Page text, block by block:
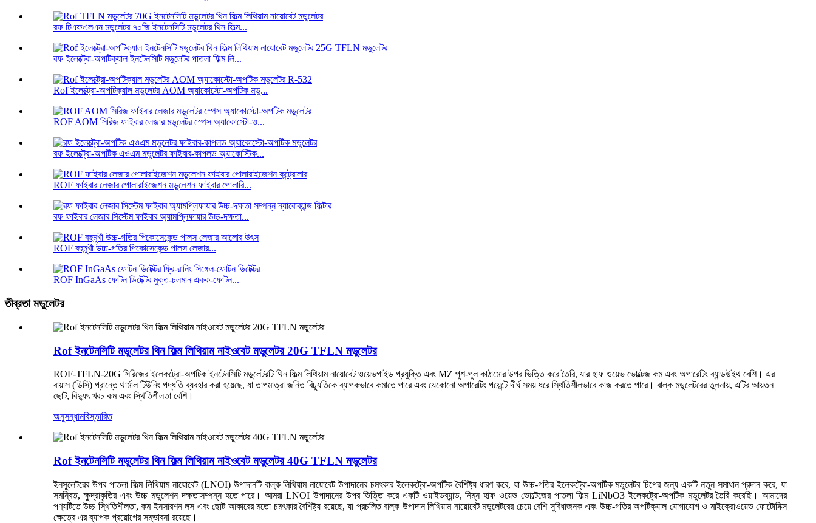
রফ টিএফএলএন মডুলেটর ৭০জি ইনটেনসিটি মডুলেটর থিন ফিল্ম...
রফ ইলেক্ট্রো-অপটিক্যাল ইনটেনসিটি মডুলেটর পাতলা ফিল্ম লি...
Rof ইলেক্ট্রো-অপটিক্যাল মডুলেটর AOM অ্যাকোস্টো-অপটিক মডু...
ROF AOM সিরিজ ফাইবার লেজার মডুলেটর স্পেস অ্যাকোস্টো-ও...
রফ ইলেক্ট্রো-অপটিক এওএম মডুলেটর ফাইবার-কাপলড অ্যাকোস্টিক...
ROF ফাইবার লেজার পোলারাইজেশন মডুলেশন ফাইবার পোলারি...
রফ ফাইবার লেজার সিস্টেম ফাইবার অ্যামপ্লিফায়ার উচ্চ-দক্ষতা...
ROF বহুমুখী উচ্চ-গতির পিকোসেকেন্ড পালস লেজার...
ROF InGaAs ফোটন ডিটেক্টর মুক্ত-চলমান একক-ফোটন...
তীব্রতা মডুলেটর
Rof ইনটেনসিটি মডুলেটর থিন ফিল্ম লিথিয়াম নাইওবেট মডুলেটর 20G TFLN মডুলেটর
ROF-TFLN-20G সিরিজের ইলেকট্রো-অপটিক ইনটেনসিটি মডুলেটরটি থিন ফিল্ম লিথিয়াম নায়োবেট ওয়েভগাইড প্রযুক্তি এবং MZ পুশ-পুল কাঠামোর উপর ভিত্তি করে তৈরি, যার হাফ ওয়েভ ভোল্টেজ কম এবং অপারেটিং ব্যান্ডউইথ বেশি। এর
বায়াস (ডিসি) প্রান্তে থার্মাল টিউনিং পদ্ধতি ব্যবহার করা হয়েছে, যা তাপমাত্রা জনিত বিচ্যুতিকে ব্যাপকভাবে কমাতে পারে এবং যেকোনো অপারেটিং পয়েন্টে দীর্ঘ সময় ধরে স্থিতিশীলভাবে কাজ করতে পারে। বাল্ক মডুলেটরের তুলনায়, এটির আয়তন
ছোট, বিদ্যুৎ খরচ কম এবং স্থিতিশীলতা বেশি।
অনুসন্ধানবিস্তারিত
Rof ইনটেনসিটি মডুলেটর থিন ফিল্ম লিথিয়াম নাইওবেট মডুলেটর 40G TFLN মডুলেটর
ইনসুলেটরের উপর পাতলা ফিল্ম লিথিয়াম নায়োবেট (LNOI) উপাদানটি বাল্ক লিথিয়াম নায়োবেট উপাদানের চমৎকার ইলেকট্রো-অপটিক বৈশিষ্ট্য ধারণ করে, যা উচ্চ-গতির ইলেকট্রো-অপটিক মডুলেটর চিপের জন্য একটি নতুন সমাধান প্রদান করে, যা
সমন্বিত, ক্ষুদ্রাকৃতির এবং উচ্চ মডুলেশন দক্ষতাসম্পন্ন হতে পারে। আমরা LNOI উপাদানের উপর ভিত্তি করে একটি ওয়াইডব্যান্ড, নিম্ন হাফ ওয়েভ ভোল্টেজের পাতলা ফিল্ম LiNbO3 ইলেকট্রো-অপটিক মডুলেটর তৈরি করেছি। আমাদের
পণ্যটিতে উচ্চ স্থিতিশীলতা, কম ইনসারশন লস এবং ছোট আকারের মতো চমৎকার বৈশিষ্ট্য রয়েছে, যা প্রচলিত বাল্ক উপাদান লিথিয়াম নায়োবেট মডুলেটরের চেয়ে বেশি সুবিধাজনক এবং উচ্চ-গতির অপটিক্যাল যোগাযোগ ও মাইক্রোওয়েভ ফোটোনিক্স
ক্ষেত্রে এর ব্যাপক প্রয়োগের সম্ভাবনা রয়েছে।